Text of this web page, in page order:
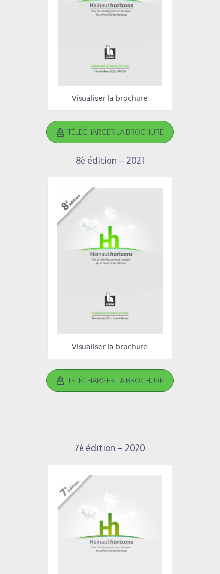
Visualiser la brochure
TÉLÉCHARGER LA BROCHURE
8è édition – 2021
Visualiser la brochure
TÉLÉCHARGER LA BROCHURE
7è édition – 2020